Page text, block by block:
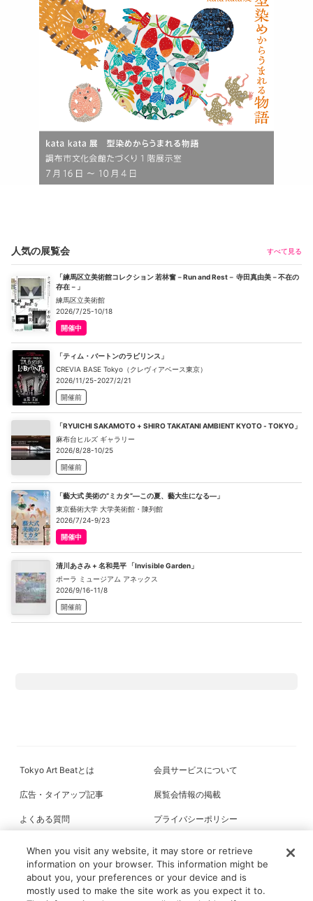
人気の展覧会 すべて見る
「練馬区立美術館コレクション 若林奮－Run and Rest－ 寺田真由美－不在の
存在－」
練馬区立美術館
2026/7/25-10/18
開催中
「ティム・バートンのラビリンス」
CREVIA BASE Tokyo（クレヴィアベース東京）
2026/11/25-2027/2/21
開催前
「RYUICHI SAKAMOTO + SHIRO TAKATANI AMBIENT KYOTO - TOKYO」
麻布台ヒルズ ギャラリー
2026/8/28-10/25
開催前
「藝大式 美術の“ミカタ”―この夏、藝大生になる―」
東京藝術大学 大学美術館・陳列館
2026/7/24-9/23
開催中
清川あさみ + 名和晃平 「Invisible Garden」
ポーラ ミュージアム アネックス
2026/9/16-11/8
開催前
Tokyo Art Beatとは 会員サービスについて
広告・タイアップ記事 展覧会情報の掲載
よくある質問 プライバシーポリシー
When you visit any website, it may store or retrieve
information on your browser. This information might be
about you, your preferences or your device and is
mostly used to make the site work as you expect it to.